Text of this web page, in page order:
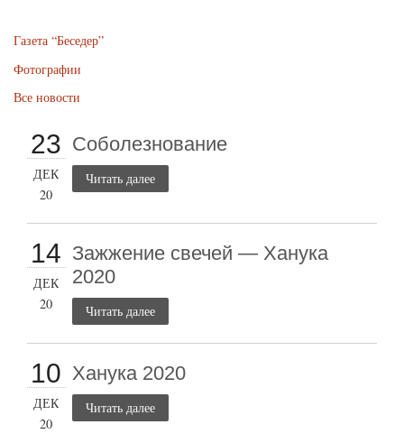
Газета “Беседер”
Фотографии
Все новости
23
ДЕК
20
Соболезнование
Читать далее
14
ДЕК
20
Зажжение свечей — Ханука
2020
Читать далее
10
ДЕК
20
Ханука 2020
Читать далее